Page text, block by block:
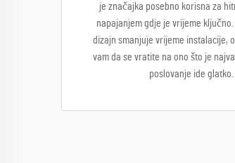
je značajka posebno korisna za
napajanjem gdje je vrijeme
dizajn smanjuje vrijeme instalacije,
vam da se vratite na ono što je
poslovanje ide glatko.